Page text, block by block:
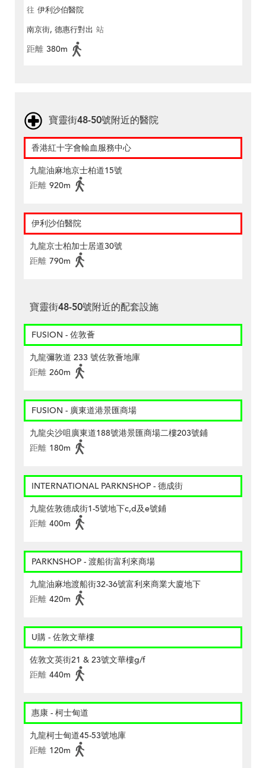
往 伊利沙伯醫院
南京街, 德惠行對出 站
距離 380m
寶靈街48-50號附近的醫院
香港紅十字會輸血服務中心
九龍油麻地京士柏道15號
距離 920m
伊利沙伯醫院
九龍京士柏加士居道30號
距離 790m
寶靈街48-50號附近的配套設施
FUSION - 佐敦薈
九龍彌敦道 233 號佐敦薈地庫
距離 260m
FUSION - 廣東道港景匯商場
九龍尖沙咀廣東道188號港景匯商場二樓203號鋪
距離 180m
INTERNATIONAL PARKNSHOP - 德成街
九龍佐敦德成街1-5號地下c,d及e號鋪
距離 400m
PARKNSHOP - 渡船街富利來商場
九龍油麻地渡船街32-36號富利來商業大廈地下
距離 420m
U購 - 佐敦文華樓
佐敦文英街21 & 23號文華樓g/f
距離 440m
惠康 - 柯士甸道
九龍柯士甸道45-53號地庫
距離 120m